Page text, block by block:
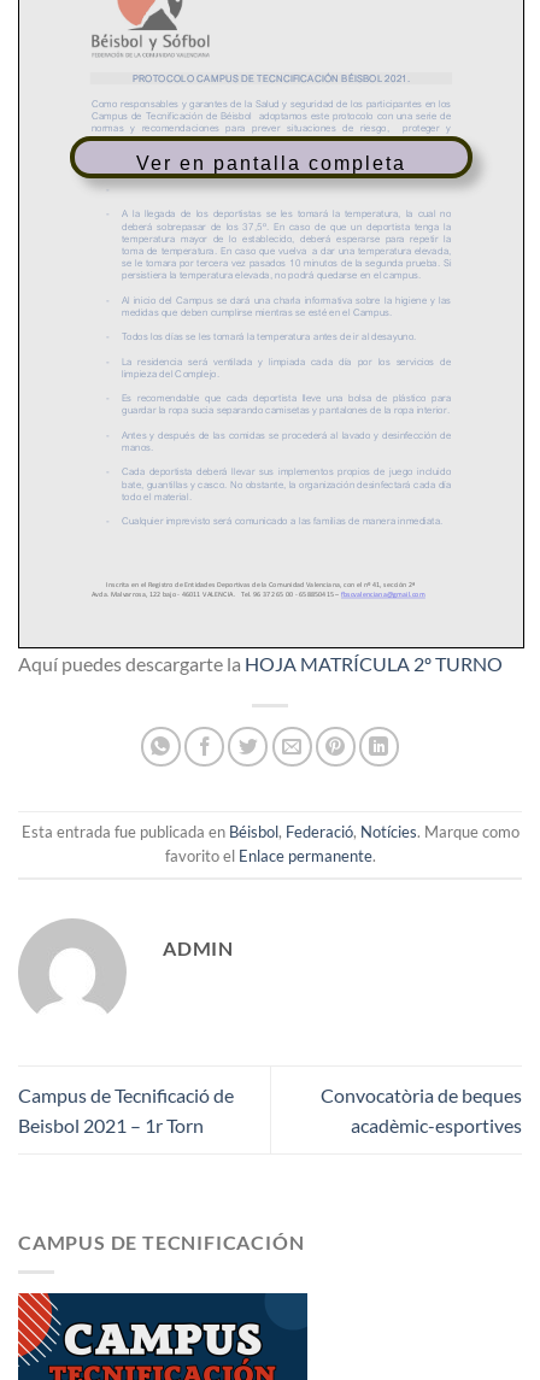
Ver en pantalla completa
Aquí puedes descargarte la HOJA MATRÍCULA 2º TURNO
Esta entrada fue publicada en Béisbol, Federació, Notícies. Marque como
favorito el Enlace permanente.
ADMIN
Campus de Tecnificació de
Beisbol 2021 – 1r Torn
Convocatòria de beques
acadèmic-esportives
CAMPUS DE TECNIFICACIÓN